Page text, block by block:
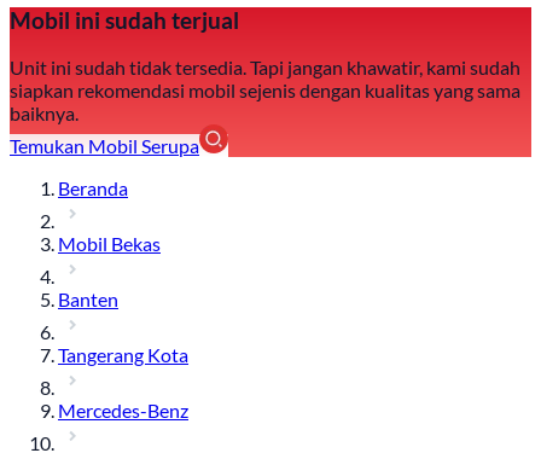
Mobil ini sudah terjual
Unit ini sudah tidak tersedia. Tapi jangan khawatir, kami sudah
siapkan rekomendasi mobil sejenis dengan kualitas yang sama
baiknya.
Temukan Mobil Serupa
Beranda
Mobil Bekas
Banten
Tangerang Kota
Mercedes-Benz